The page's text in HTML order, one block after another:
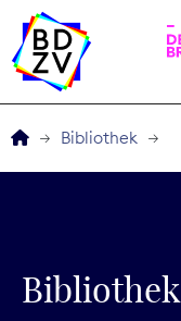
Service
Bibliothek
Bibliothek